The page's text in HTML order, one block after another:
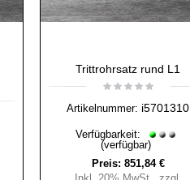
Trittrohrsatz rund L1
Artikelnummer: i5701310
Verfügbarkeit:
(verfügbar)
Preis: 851,84 €